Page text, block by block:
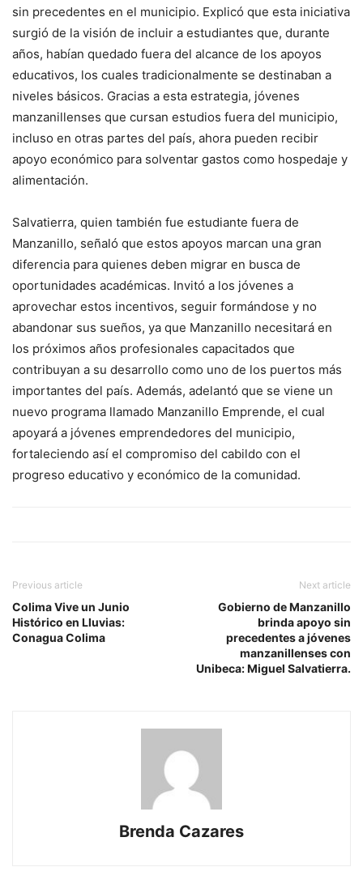
sin precedentes en el municipio. Explicó que esta iniciativa
surgió de la visión de incluir a estudiantes que, durante
años, habían quedado fuera del alcance de los apoyos
educativos, los cuales tradicionalmente se destinaban a
niveles básicos. Gracias a esta estrategia, jóvenes
manzanillenses que cursan estudios fuera del municipio,
incluso en otras partes del país, ahora pueden recibir
apoyo económico para solventar gastos como hospedaje y
alimentación.
Salvatierra, quien también fue estudiante fuera de
Manzanillo, señaló que estos apoyos marcan una gran
diferencia para quienes deben migrar en busca de
oportunidades académicas. Invitó a los jóvenes a
aprovechar estos incentivos, seguir formándose y no
abandonar sus sueños, ya que Manzanillo necesitará en
los próximos años profesionales capacitados que
contribuyan a su desarrollo como uno de los puertos más
importantes del país. Además, adelantó que se viene un
nuevo programa llamado Manzanillo Emprende, el cual
apoyará a jóvenes emprendedores del municipio,
fortaleciendo así el compromiso del cabildo con el
progreso educativo y económico de la comunidad.
Previous article
Colima Vive un Junio
Histórico en Lluvias:
Conagua Colima
Next article
Gobierno de Manzanillo
brinda apoyo sin
precedentes a jóvenes
manzanillenses con
Unibeca: Miguel Salvatierra.
Brenda Cazares